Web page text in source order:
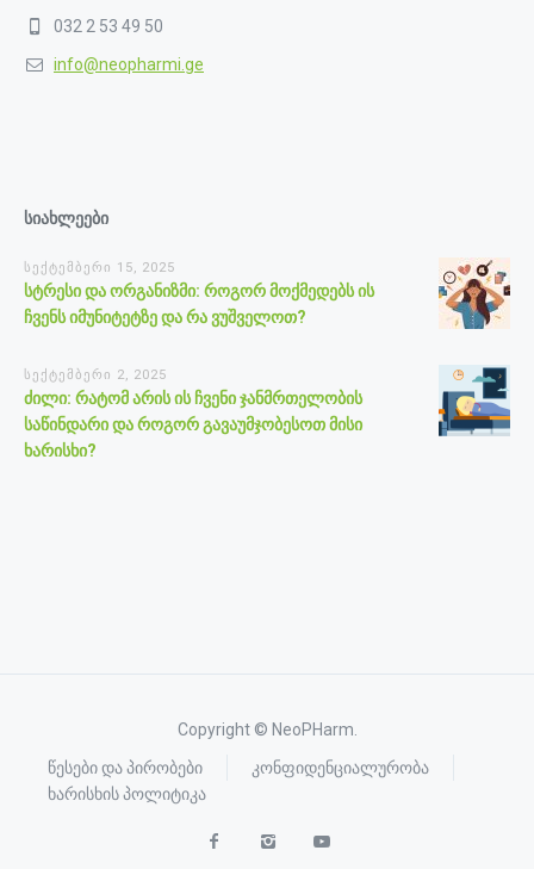
032 2 53 49 50
info@neopharmi.ge
სიახლეები
სექტემბერი 15, 2025
სტრესი და ორგანიზმი: როგორ მოქმედებს ის
ჩვენს იმუნიტეტზე და რა ვუშველოთ?
სექტემბერი 2, 2025
ძილი: რატომ არის ის ჩვენი ჯანმრთელობის
საწინდარი და როგორ გავაუმჯობესოთ მისი
ხარისხი?
Copyright © NeoPHarm.
წესები და პირობები
კონფიდენციალურობა
ხარისხის პოლიტიკა